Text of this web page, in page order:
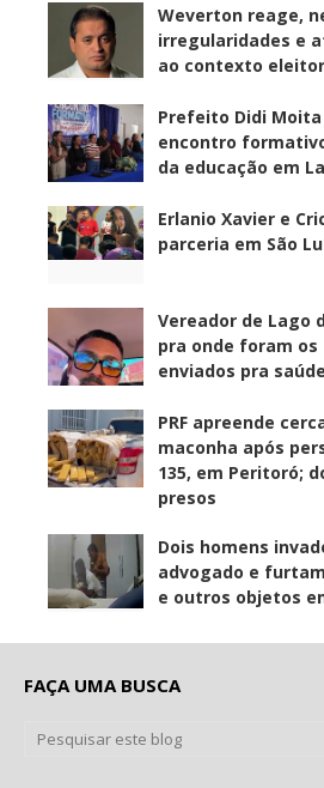
Weverton reage,
irregularidades e
ao contexto
Prefeito Didi
encontro
da educação em
Erlanio Xavier e
parceria em São
Vereador de Lago
pra onde foram os
enviados pra saúde
PRF apreende
maconha após
135, em Peritoró;
presos
Dois homens
advogado e
e outros objetos
FAÇA UMA BUSCA